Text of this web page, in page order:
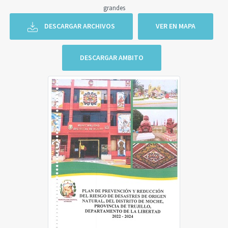
grandes
DESCARGAR ARCHIVOS VER EN MAPA
DESCARGAR AMBITO